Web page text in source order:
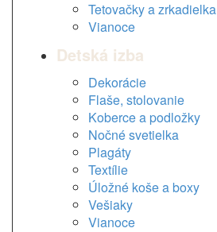
Tetovačky a zrkadielka
Vianoce
Detská izba
Dekorácie
Flaše, stolovanie
Koberce a podložky
Nočné svetielka
Plagáty
Textílie
Úložné koše a boxy
Vešiaky
Vianoce